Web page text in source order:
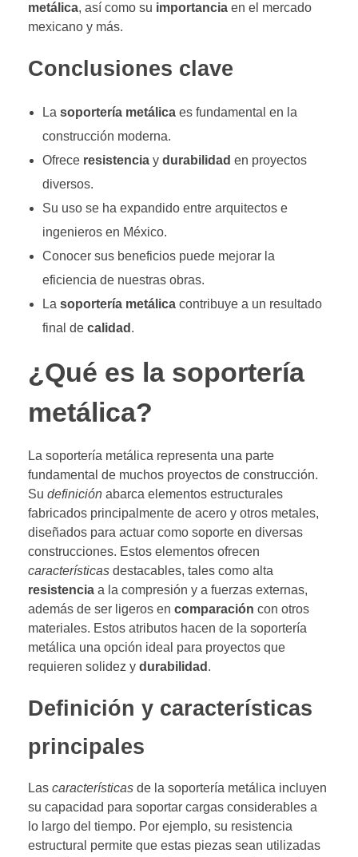
metálica, así como su importancia en el mercado
mexicano y más.
Conclusiones clave
La soportería metálicaes fundamental en la
construcción moderna.
Ofrece resistenciay durabilidad en proyectos
diversos.
Su uso se ha expandido entre arquitectos e
ingenieros en México.
Conocer sus beneficios puede mejorar la
eficiencia de nuestras obras.
La soportería metálicacontribuye a un resultado
final de calidad .
¿Qué es la soportería
metálica?
La soportería metálica representa una parte
fundamental de muchos proyectos de construcción.
Su definición abarca elementos estructurales
fabricados principalmente de acero y otros metales,
diseñados para actuar como soporte en diversas
construcciones. Estos elementos ofrecen
características destacables, tales como alta
resistencia a la compresión y a fuerzas externas,
además de ser ligeros en comparación con otros
materiales. Estos atributos hacen de la soportería
metálica una opción ideal para proyectos que
requieren solidez y durabilidad .
Definición y características
principales
Las características de la soportería metálica incluyen
su capacidad para soportar cargas considerables a
lo largo del tiempo. Por ejemplo, su resistencia
estructural permite que estas piezas sean utilizadas